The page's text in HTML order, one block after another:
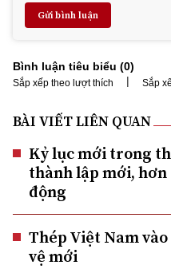
Gửi bình luận
Bình luận tiêu biểu (0)
Sắp xếp theo lượt thích | Sắp
BÀI VIẾT LIÊN QUAN
Kỷ lục mới trong
thành lập mới, hơn
động
Thép Việt Nam
vệ mới